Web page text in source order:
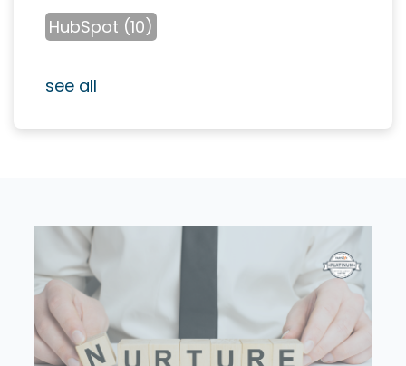
HubSpot (10)
see all